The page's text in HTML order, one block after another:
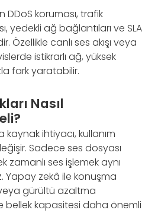
DDoS koruması, trafik
yedekli ağ bağlantıları ve SLA
Özellikle canlı ses akışı veya
istikrarlı ağ, yüksek
fark yaratabilir.
Nasıl
ihtiyacı, kullanım
Sadece ses dosyası
zamanlı ses işlemek aynı
Yapay zekâ ile konuşma
gürültü azaltma
bellek kapasitesi daha önemli